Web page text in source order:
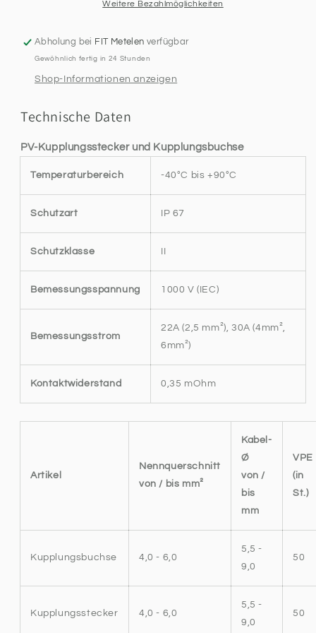
6qmm,
KD
5,5-
9mm
UR
6qmm,
KD
5,5-
9mm
Weitere Bezahlmöglichkeiten
Abholung bei FIT Metelen verfügbar
Gewöhnlich fertig in 24 Stunden
Shop-Informationen anzeigen
Technische Daten
PV-Kupplungsstecker und Kupplungsbuchse
Temperaturbereich -40°C bis +90°C
Schutzart IP 67
Schutzklasse II
Bemessungsspannung 1000 V (IEC)
Bemessungsstrom
22A (2,5 mm²), 30A (4mm²,
6mm²)
Kontaktwiderstand 0,35 mOhm
Artikel
Nennquerschnitt
von / bis mm²
Kabel-
Ø
von /
bis
mm
VPE
(in
St.)
Kupplungsbuchse 4,0 - 6,0
5,5 -
9,0
50
Kupplungsstecker 4,0 - 6,0
5,5 -
9,0
50